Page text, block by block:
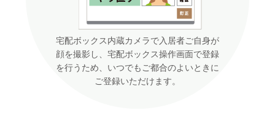
宅配ボックス内蔵カメラで入居者ご自身が
顔を撮影し、宅配ボックス操作画面で登録
を行うため、いつでもご都合のよいときに
ご登録いただけます。